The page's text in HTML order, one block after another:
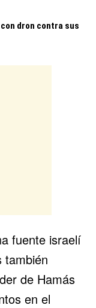
dron contra sus
fuente israelí
también
de Hamás
en el